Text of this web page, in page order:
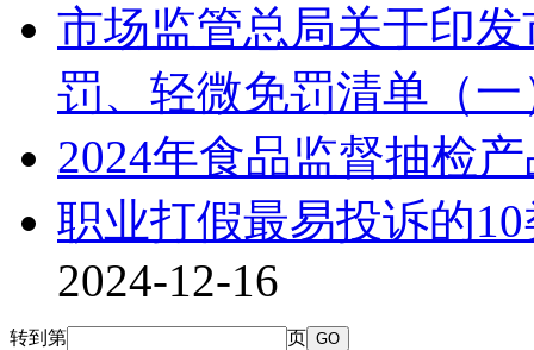
市场监管总局关于印
罚、轻微免罚清单（
2024年食品监督抽检
职业打假最易投诉的
2024-12-16
转到第
页